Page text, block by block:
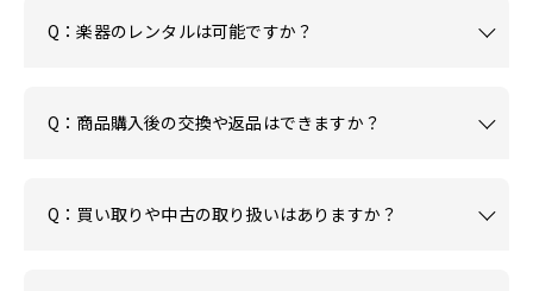
Q：楽器のレンタルは可能ですか？
Q：商品購入後の交換や返品はできますか？
Q：買い取りや中古の取り扱いはありますか？